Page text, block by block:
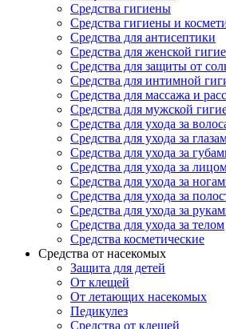
Средства гигиены
Средства гигиены и
Средства для антисептики
Средства для женской
Средства для защиты от
Средства для интимной
Средства для массажа и
Средства для мужской
Средства для ухода за
Средства для ухода за
Средства для ухода за
Средства для ухода за
Средства для ухода за
Средства для ухода за
Средства для ухода за
Средства для ухода за телом
Средства косметические
Средства от насекомых
Защита для детей
От клещей
От летающих насекомых
Педикулез
Средства от клещей